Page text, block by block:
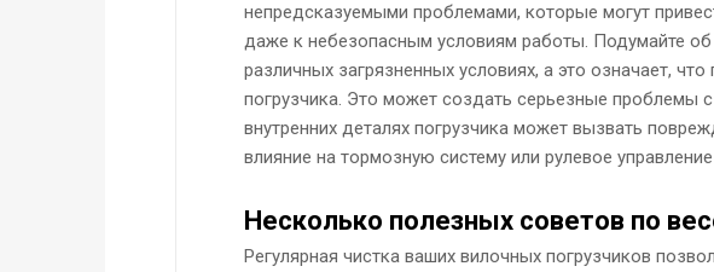
непредсказуемыми проблемами, которые могут
даже к небезопасным условиям работы. Подумайте об
различных загрязненных условиях, а это означает,
погрузчика. Это может создать серьезные проблемы
внутренних деталях погрузчика может вызвать
влияние на тормозную систему или рулевое
Несколько полезных советов по
Регулярная чистка ваших вилочных погрузчиков